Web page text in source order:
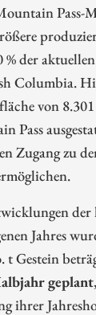
Pass-
der
Columbia.
von
Pass
Zugang zu
der
Jahres
t Gestein
geplant
ihrer